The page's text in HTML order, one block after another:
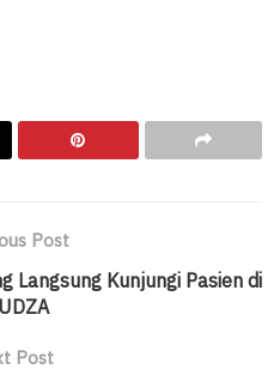
Post
Langsung Kunjungi Pasien di
Post